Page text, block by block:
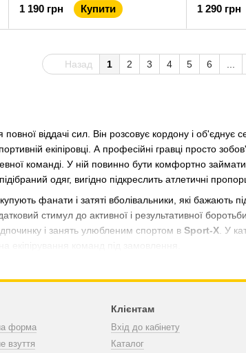
віддачі сил. Він розсовує кордону і об'єднує
екіпіровці. А професійні гравці просто
команді. У ній повинно бути комфортно
одяг, вигідно підкреслить атлетичні
фанати і затяті вболівальники, які бажають
стимул до активної і результативної
і занять улюбленим спортом в Sport-Х. У
екіпірування команд під замовлення.
розрізняти суперників і союзників, розуміти, хто
що
футбольні формикоманд повинні
настільки різноманітною, що зараз більшість
1 190 грн
Купити
1 290 грн
Назад 1 2 3 4 5 6
форма
взуття
Клієнтам
Вхід до кабінету
Каталог